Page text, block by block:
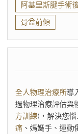
阿基里斯腱手術
骨盆前傾
全人物理治療所導
過物理治療評估與
方訓練)，解決您
痛 、媽媽手、運